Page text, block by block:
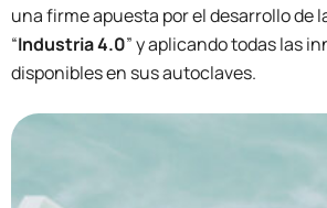
una firme apuesta por el desarrollo de
“Industria 4.0” y aplicando todas las
disponibles en sus autoclaves.